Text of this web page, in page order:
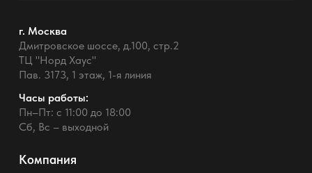
г. Москва
Дмитровское шоссе, д.100, стр.2
ТЦ "Норд Хаус"
Пав. 3173, 1 этаж, 1-я линия
Часы работы:
Пн–Пт: с 11:00 до 18:00
Сб, Вс – выходной
Компания